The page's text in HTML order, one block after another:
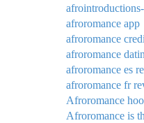
afroromance app
afroromance
afroromance
afroromance es
afroromance fr
Afroromance
Afroromance is